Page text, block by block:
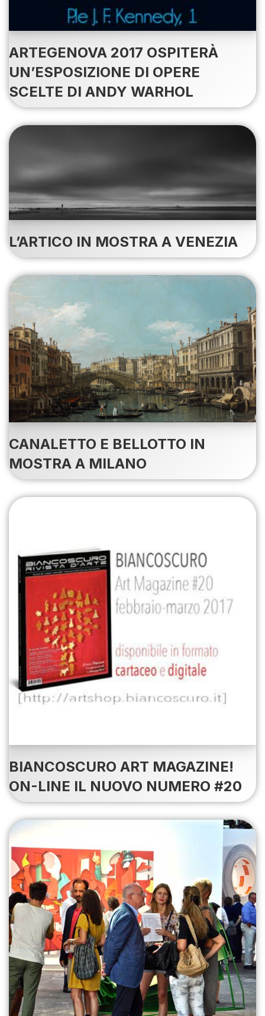
ARTEGENOVA 2017 OSPITERÀ
UN’ESPOSIZIONE DI OPERE
SCELTE DI ANDY WARHOL
L’ARTICO IN MOSTRA A VENEZIA
CANALETTO E BELLOTTO IN
MOSTRA A MILANO
BIANCOSCURO ART MAGAZINE!
ON-LINE IL NUOVO NUMERO #20